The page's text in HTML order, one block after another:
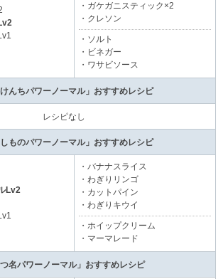
・ガケガニスティック×2
・クレソン
・ソルト
・ビネガー
・ワサビソース
けんちパワーノーマル」おすすめレシピ
レシピなし
しものパワーノーマル」おすすめレシピ
Lv2
・バナナスライス
・わぎりリンゴ
・カットパイン
・わぎりキウイ
・ホイップクリーム
・マーマレード
つ名パワーノーマル」おすすめレシピ